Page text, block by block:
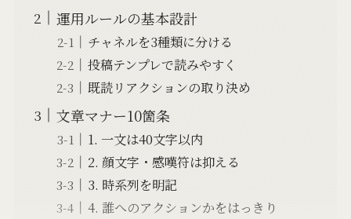
運用ルールの基本設計
チャネルを3種類に分ける
投稿テンプレで読みやすく
既読リアクションの取り決め
文章マナー10箇条
1. 一文は40文字以内
2. 顔文字・感嘆符は抑える
3. 時系列を明記
4. 誰へのアクションかをはっきり